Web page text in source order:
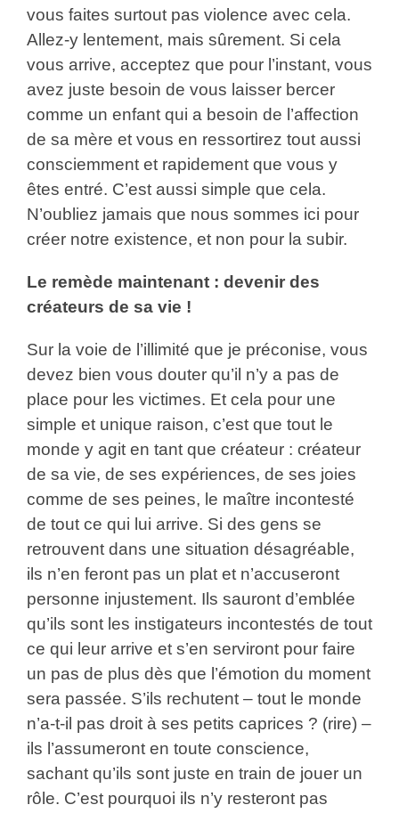
vous faites surtout pas violence avec cela.
Allez-y lentement, mais sûrement. Si cela
vous arrive, acceptez que pour l’instant, vous
avez juste besoin de vous laisser bercer
comme un enfant qui a besoin de l’affection
de sa mère et vous en ressortirez tout aussi
consciemment et rapidement que vous y
êtes entré. C’est aussi simple que cela.
N’oubliez jamais que nous sommes ici pour
créer notre existence, et non pour la subir.
Le remède maintenant : devenir des
créateurs de sa vie !
Sur la voie de l’illimité que je préconise, vous
devez bien vous douter qu’il n’y a pas de
place pour les victimes. Et cela pour une
simple et unique raison, c’est que tout le
monde y agit en tant que créateur : créateur
de sa vie, de ses expériences, de ses joies
comme de ses peines, le maître incontesté
de tout ce qui lui arrive. Si des gens se
retrouvent dans une situation désagréable,
ils n’en feront pas un plat et n’accuseront
personne injustement. Ils sauront d’emblée
qu’ils sont les instigateurs incontestés de tout
ce qui leur arrive et s’en serviront pour faire
un pas de plus dès que l’émotion du moment
sera passée. S’ils rechutent – tout le monde
n’a-t-il pas droit à ses petits caprices ? (rire) –
ils l’assumeront en toute conscience,
sachant qu’ils sont juste en train de jouer un
rôle. C’est pourquoi ils n’y resteront pas